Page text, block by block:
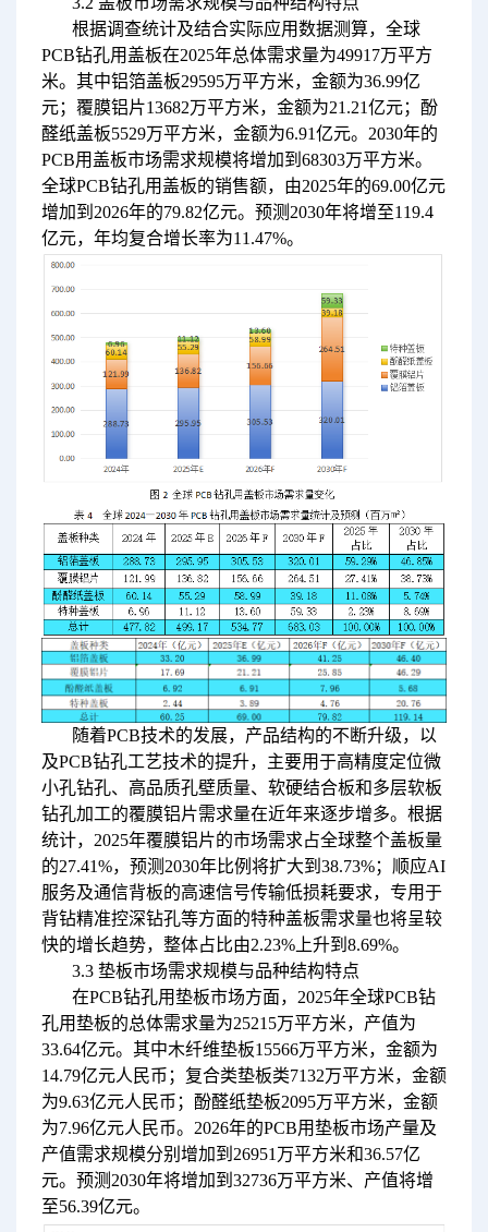
根据调查统计及结合实际应用数据测算，全球
PCB钻孔用盖板在2025年总体需求量为49917万平方
米。其中铝箔盖板29595万平方米，金额为36.99亿
元；覆膜铝片13682万平方米，金额为21.21亿元；酚
醛纸盖板5529万平方米，金额为6.91亿元。2030年的
PCB用盖板市场需求规模将增加到68303万平方米。
全球PCB钻孔用盖板的销售额，由2025年的69.00亿元
增加到2026年的79.82亿元。预测2030年将增至119.4
亿元，年均复合增长率为11.47%。
随着PCB技术的发展，产品结构的不断升级，以
及PCB钻孔工艺技术的提升，主要用于高精度定位微
小孔钻孔、高品质孔壁质量、软硬结合板和多层软板
钻孔加工的覆膜铝片需求量在近年来逐步增多。根据
统计，2025年覆膜铝片的市场需求占全球整个盖板量
的27.41%，预测2030年比例将扩大到38.73%；顺应AI
服务及通信背板的高速信号传输低损耗要求，专用于
背钻精准控深钻孔等方面的特种盖板需求量也将呈较
快的增长趋势，整体占比由2.23%上升到8.69%。
3.3 垫板市场需求规模与品种结构特点
在PCB钻孔用垫板市场方面，2025年全球PCB钻
孔用垫板的总体需求量为25215万平方米，产值为
33.64亿元。其中木纤维垫板15566万平方米，金额为
14.79亿元人民币；复合类垫板类7132万平方米，金额
为9.63亿元人民币；酚醛纸垫板2095万平方米，金额
为7.96亿元人民币。2026年的PCB用垫板市场产量及
产值需求规模分别增加到26951万平方米和36.57亿
元。预测2030年将增加到32736万平方米、产值将增
至56.39亿元。